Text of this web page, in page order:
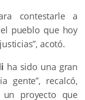
contestarle a
pueblo que hoy
acotó.
ha sido una gran
gente”, recalcó,
proyecto que